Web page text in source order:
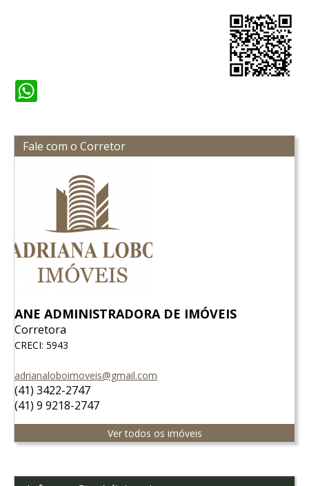
Fale com o Corretor
ANE ADMINISTRADORA DE IMÓVEIS
Corretora
CRECI: 5943
adrianaloboimoveis@gmail.com
(41) 3422-2747
(41) 9 9218-2747
Ver todos os imóveis